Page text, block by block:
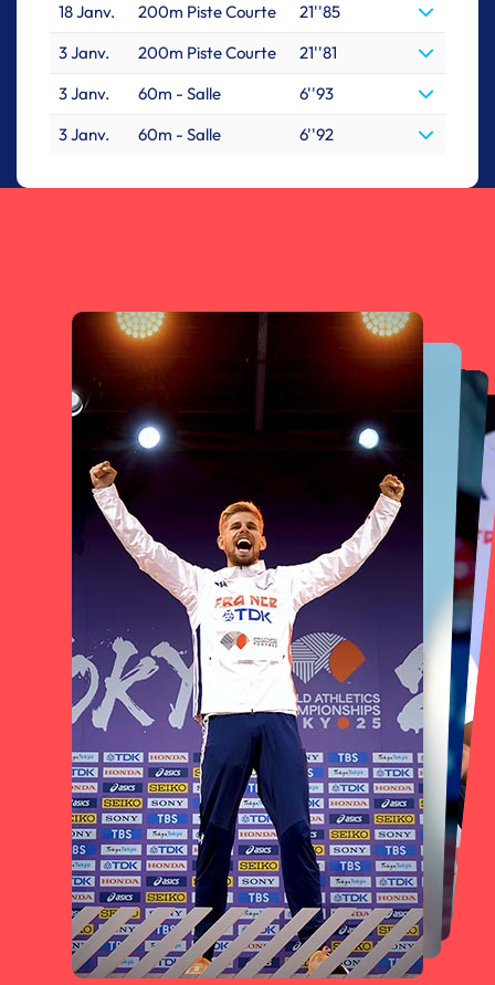
18 Janv.
200m Piste Courte
21''85
3 Janv.
200m Piste Courte
21''81
3 Janv.
60m - Salle
6''93
3 Janv.
60m - Salle 6''92